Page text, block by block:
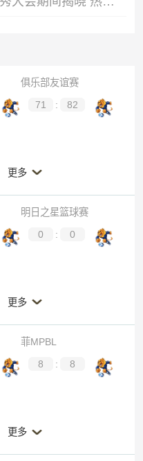
俱乐部友谊赛
71 :
82
更多
明日之星篮球赛
0 :
0
更多
菲MPBL
8 :
8
更多